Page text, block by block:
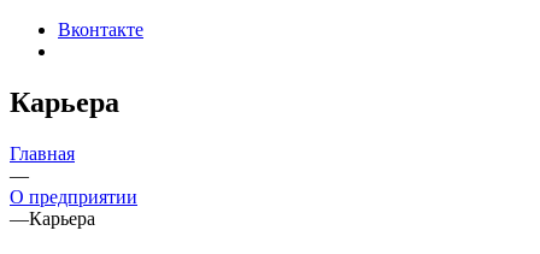
Вконтакте
Карьера
Главная
—
О предприятии
—Карьера